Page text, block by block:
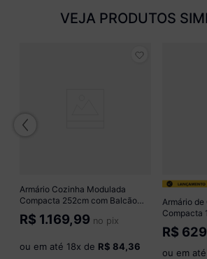
VEJA PRODUTOS
Armário Cozinha Modulada
Compacta 252cm com Balcão
Veneza Multimóveis MP3761
Preto/Dourado
R$ 1.169,99 no pix
ou em até 18x de R$ 84,36
Armário
Compacta
para
R$
ou em até